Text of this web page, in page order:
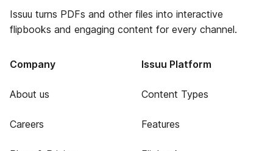
Issuu turns PDFs and other files into interactive
flipbooks and engaging content for every channel.
Company
About us
Careers
Issuu Platform
Content Types
Features